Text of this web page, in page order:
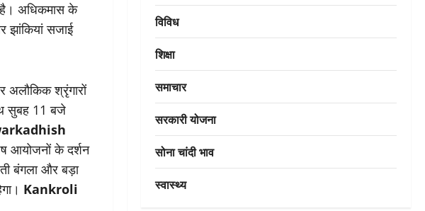
है। अधिकमास के
झांकियां सजाई
अलौकिक श्रृंगारों
सुबह 11 बजे
आयोजनों के दर्शन
बंगला और बड़ा
Kankroli
विविध
शिक्षा
समाचार
सरकारी योजना
सोना चांदी भाव
स्वास्थ्य